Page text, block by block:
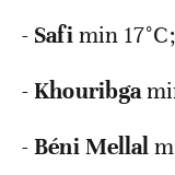
- Safimin
-Khouribga
-Béni Mellal